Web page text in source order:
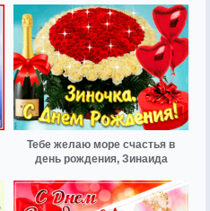
Тебе желаю море счастья в
день рождения, Зинаида